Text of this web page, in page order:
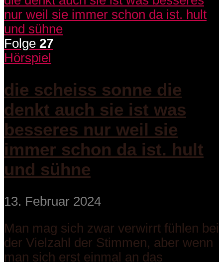
Folge 27
Hörspiel
die scheiss sonne die
denkt auch sie ist was
besseres nur weil sie
immer schon da ist. hult
und sühne
13. Februar 2024
Man mag sich zwar verwirrt fühlen bei
der Vielzahl der Stimmen, aber wenn
man sich erst einmal an das